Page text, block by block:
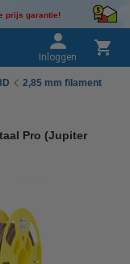
prijs garantie!
Inloggen
2,85 mm filament
Pro (Jupiter